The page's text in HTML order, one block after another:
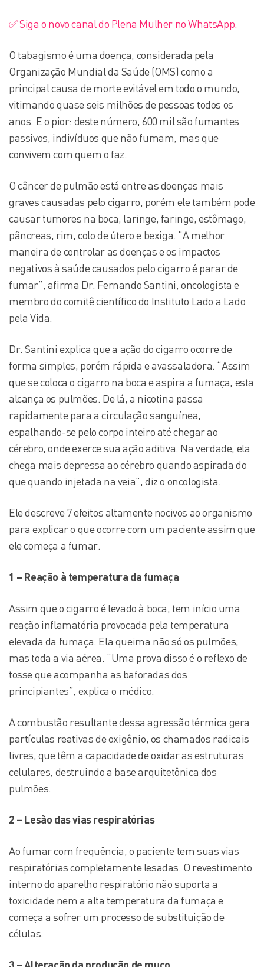
✅ Siga o novo canal do Plena Mulher no WhatsApp.
O tabagismo é uma doença, considerada pela
Organização Mundial da Saúde (OMS) como a
principal causa de morte evitável em todo o mundo,
vitimando quase seis milhões de pessoas todos os
anos. E o pior: deste número, 600 mil são fumantes
passivos, indivíduos que não fumam, mas que
convivem com quem o faz.
O câncer de pulmão está entre as doenças mais
graves causadas pelo cigarro, porém ele também pode
causar tumores na boca, laringe, faringe, estômago,
pâncreas, rim, colo de útero e bexiga. “A melhor
maneira de controlar as doenças e os impactos
negativos à saúde causados pelo cigarro é parar de
fumar”, afirma Dr. Fernando Santini, oncologista e
membro do comitê científico do Instituto Lado a Lado
pela Vida.
Dr. Santini explica que a ação do cigarro ocorre de
forma simples, porém rápida e avassaladora. “Assim
que se coloca o cigarro na boca e aspira a fumaça, esta
alcança os pulmões. De lá, a nicotina passa
rapidamente para a circulação sanguínea,
espalhando-se pelo corpo inteiro até chegar ao
cérebro, onde exerce sua ação aditiva. Na verdade, ela
chega mais depressa ao cérebro quando aspirada do
que quando injetada na veia”, diz o oncologista.
Ele descreve 7 efeitos altamente nocivos ao organismo
para explicar o que ocorre com um paciente assim que
ele começa a fumar.
1 – Reação à temperatura da fumaça
Assim que o cigarro é levado à boca, tem início uma
reação inflamatória provocada pela temperatura
elevada da fumaça. Ela queima não só os pulmões,
mas toda a via aérea. “Uma prova disso é o reflexo de
tosse que acompanha as baforadas dos
principiantes”, explica o médico.
A combustão resultante dessa agressão térmica gera
partículas reativas de oxigênio, os chamados radicais
livres, que têm a capacidade de oxidar as estruturas
celulares, destruindo a base arquitetônica dos
pulmões.
2 – Lesão das vias respiratórias
Ao fumar com frequência, o paciente tem suas vias
respiratórias completamente lesadas. O revestimento
interno do aparelho respiratório não suporta a
toxicidade nem a alta temperatura da fumaça e
começa a sofrer um processo de substituição de
células.